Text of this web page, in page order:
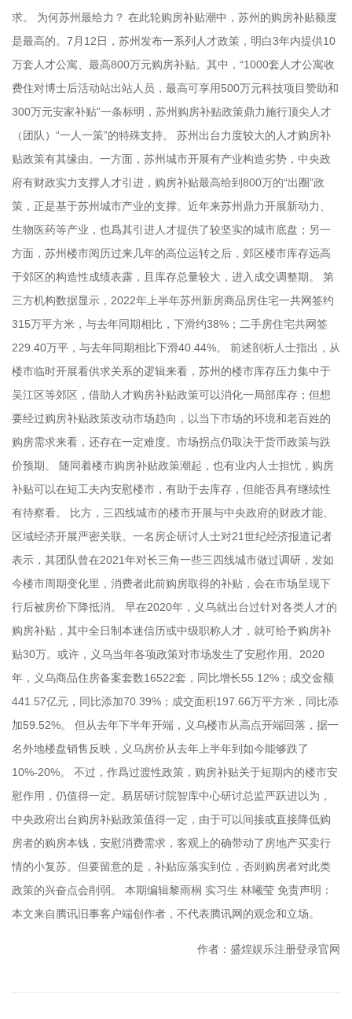
求。 为何苏州最给力？ 在此轮购房补贴潮中，苏州的购房补贴额度
是最高的。7月12日，苏州发布一系列人才政策，明白3年内提供10
万套人才公寓、最高800万元购房补贴。其中，“1000套人才公寓收
费住对博士后活动站出站人员，最高可享用500万元科技项目赞助和
300万元安家补贴”一条标明，苏州购房补贴政策鼎力施行顶尖人才
（团队）“一人一策”的特殊支持。 苏州出台力度较大的人才购房补
贴政策有其缘由。一方面，苏州城市开展有产业构造劣势，中央政
府有财政实力支撑人才引进，购房补贴最高给到800万的“出圈”政
策，正是基于苏州城市产业的支撑。近年来苏州鼎力开展新动力、
生物医药等产业，也爲其引进人才提供了较坚实的城市底盘；另一
方面，苏州楼市阅历过来几年的高位运转之后，郊区楼市库存远高
于郊区的构造性成绩表露，且库存总量较大，进入成交调整期。 第
三方机构数据显示，2022年上半年苏州新房商品房住宅一共网签约
315万平方米，与去年同期相比，下滑约38%；二手房住宅共网签
229.40万平，与去年同期相比下滑40.44%。 前述剖析人士指出，从
楼市临时开展看供求关系的逻辑来看，苏州的楼市库存压力集中于
吴江区等郊区，借助人才购房补贴政策可以消化一局部库存；但想
要经过购房补贴政策改动市场趋向，以当下市场的环境和老百姓的
购房需求来看，还存在一定难度。市场拐点仍取决于货币政策与跌
价预期。 随同着楼市购房补贴政策潮起，也有业内人士担忧，购房
补贴可以在短工夫内安慰楼市，有助于去库存，但能否具有继续性
有待察看。 比方，三四线城市的楼市开展与中央政府的财政才能、
区域经济开展严密关联。一名房企研讨人士对21世纪经济报道记者
表示，其团队曾在2021年对长三角一些三四线城市做过调研，发如
今楼市周期变化里，消费者此前购房取得的补贴，会在市场呈现下
行后被房价下降抵消。 早在2020年，义乌就出台过针对各类人才的
购房补贴，其中全日制本迷信历或中级职称人才，就可给予购房补
贴30万。或许，义乌当年各项政策对市场发生了安慰作用。2020
年，义乌商品住房备案套数16522套，同比增长55.12%；成交金额
441.57亿元，同比添加70.39%；成交面积197.66万平方米，同比添
加59.52%。 但从去年下半年开端，义乌楼市从高点开端回落，据一
名外地楼盘销售反映，义乌房价从去年上半年到如今能够跌了
10%-20%。 不过，作爲过渡性政策，购房补贴关于短期内的楼市安
慰作用，仍值得一定。易居研讨院智库中心研讨总监严跃进以为，
中央政府出台购房补贴政策值得一定，由于可以间接或直接降低购
房者的购房本钱，安慰消费需求，客观上的确带动了房地产买卖行
情的小复苏。但要留意的是，补贴应落实到位，否则购房者对此类
政策的兴奋点会削弱。 本期编辑黎雨桐 实习生 林曦莹 免责声明：
本文来自腾讯旧事客户端创作者，不代表腾讯网的观念和立场。
作者：盛煌娱乐注册登录官网